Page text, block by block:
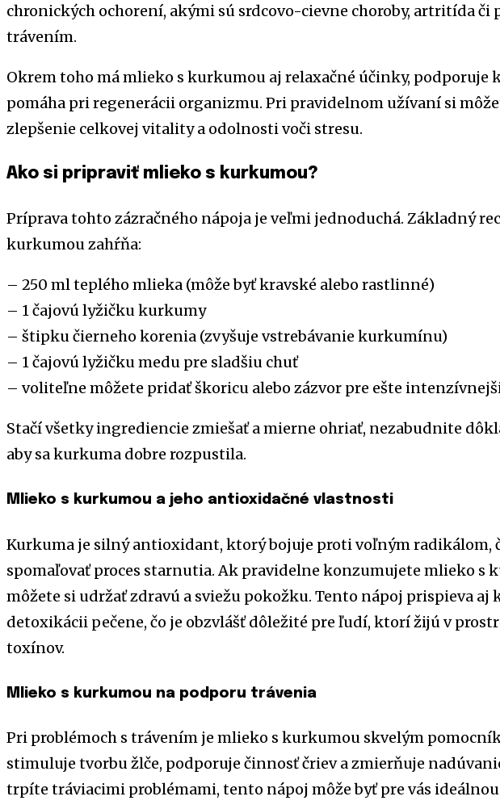
chronických ochorení, akými sú srdcovo-cievne choroby, artritída či
trávením.
Okrem toho má mlieko s kurkumou aj relaxačné účinky, podporuje
pomáha pri regenerácii organizmu. Pri pravidelnom užívaní si
zlepšenie celkovej vitality a odolnosti voči stresu.
Ako si pripraviť mlieko s kurkumou?
Príprava tohto zázračného nápoja je veľmi jednoduchá. Základný
kurkumou zahŕňa:
– 250 ml teplého mlieka (môže byť kravské alebo rastlinné)
– 1 čajovú lyžičku kurkumy
– štipku čierneho korenia (zvyšuje vstrebávanie kurkumínu)
– 1 čajovú lyžičku medu pre sladšiu chuť
– voliteľne môžete pridať škoricu alebo zázvor pre ešte
Stačí všetky ingrediencie zmiešať a mierne ohriať, nezabudnite
aby sa kurkuma dobre rozpustila.
Mlieko s kurkumou a jeho antioxidačné vlastnosti
Kurkuma je silný antioxidant, ktorý bojuje proti voľným radikálom,
spomaľovať proces starnutia. Ak pravidelne konzumujete mlieko s
môžete si udržať zdravú a sviežu pokožku. Tento nápoj prispieva aj
detoxikácii pečene, čo je obzvlášť dôležité pre ľudí, ktorí žijú v
toxínov.
Mlieko s kurkumou na podporu trávenia
Pri problémoch s trávením je mlieko s kurkumou skvelým
stimuluje tvorbu žlče, podporuje činnosť čriev a zmierňuje
trpíte tráviacimi problémami, tento nápoj môže byť pre vás